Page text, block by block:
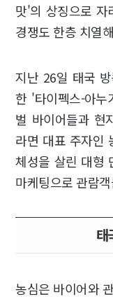
맛'의 상징으로 자
경쟁도 한층 치열
지난 26일 태국
한 '타이펙스-아
벌 바이어들과 현
라면 대표 주자인
체성을 살린 대형
마케팅으로 관람
태
농심은 바이어와